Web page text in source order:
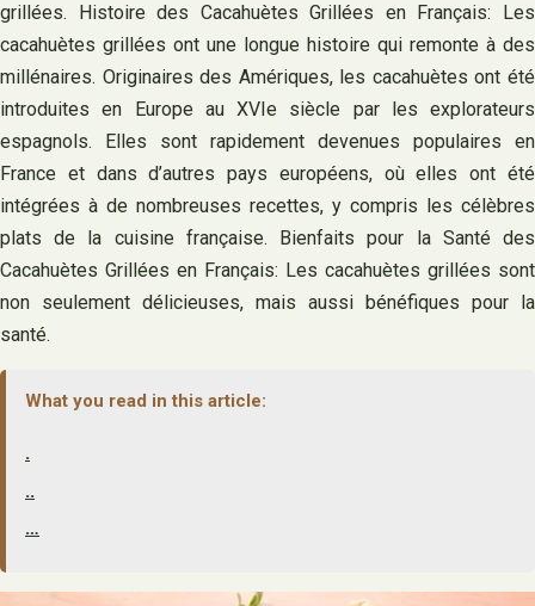
grillées. Histoire des Cacahuètes Grillées en Français: Les
cacahuètes grillées ont une longue histoire qui remonte à des
millénaires. Originaires des Amériques, les cacahuètes ont été
introduites en Europe au XVIe siècle par les explorateurs
espagnols. Elles sont rapidement devenues populaires en
France et dans d’autres pays européens, où elles ont été
intégrées à de nombreuses recettes, y compris les célèbres
plats de la cuisine française. Bienfaits pour la Santé des
Cacahuètes Grillées en Français: Les cacahuètes grillées sont
non seulement délicieuses, mais aussi bénéfiques pour la
santé.
What you read in this article:
.
..
…